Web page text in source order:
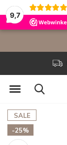
9,7
SALE
-25%